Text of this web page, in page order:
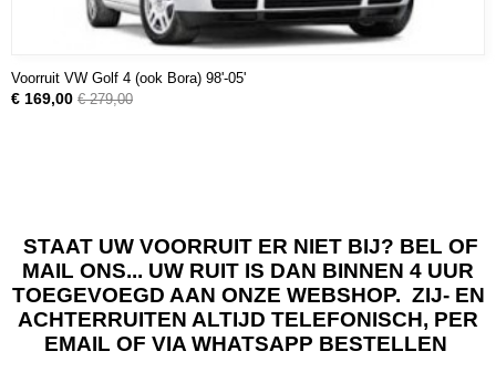
Voorruit VW Golf 4 (ook Bora) 98'-05'
€ 169,00 € 279,00
STAAT UW VOORRUIT ER NIET BIJ? BEL OF
MAIL ONS... UW RUIT IS DAN BINNEN 4 UUR
TOEGEVOEGD AAN ONZE WEBSHOP. ZIJ- EN
ACHTERRUITEN ALTIJD TELEFONISCH, PER
EMAIL OF VIA WHATSAPP BESTELLEN